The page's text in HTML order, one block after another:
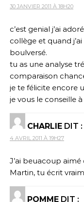
30 JANVIER 2011 À 18H20
c’est genial j’ai
collège et quand
boulversé.
tu as une analyse
comparaison
je te félicite encore
je vous le conseille
CHARLIE DIT :
4 AVRIL 2011 À 19H27
J’ai beuacoup aimé
Martin, tu écrit
POMME DIT :